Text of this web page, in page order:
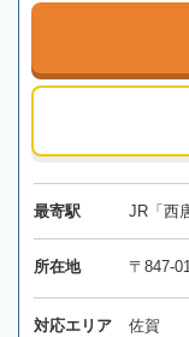
最寄駅 JR「西
所在地 〒847-
対応エリア 佐賀